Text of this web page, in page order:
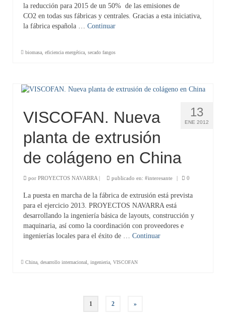
la reducción para 2015 de un 50% de las emisiones de
CO2 en todas sus fábricas y centrales. Gracias a esta iniciativa,
la fábrica española … Continuar
biomasa eficiencia energética secado fangos
13
ENE 2012
VISCOFAN. Nueva
planta de extrusión
de colágeno en China
por PROYECTOS NAVARRA | publicado en: #interesante | 0
La puesta en marcha de la fábrica de extrusión está prevista
para el ejercicio 2013. PROYECTOS NAVARRA está
desarrollando la ingeniería básica de layouts, construcción y
maquinaria, así como la coordinación con proveedores e
ingenierías locales para el éxito de … Continuar
China desarrollo internacional ingenieria VISCOFAN
Paginación
1 2 »